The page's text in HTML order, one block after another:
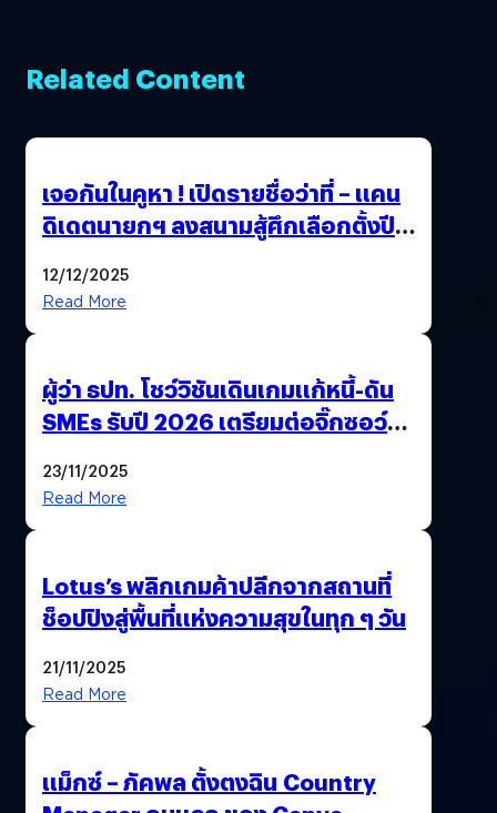
Related Content
เจอกันในคูหา ! เปิดรายชื่อว่าที่ – แคน
ดิเดตนายกฯ ลงสนามสู้ศึกเลือกตั้งปี
12/12/2025
Read More
ผู้ว่า ธปท. โชว์วิชันเดินเกมแก้หนี้-ดัน
SMEs รับปี 2026 เตรียมต่อจิ๊กซอว์
23/11/2025
Read More
Lotus’s พลิกเกมค้าปลีกจากสถานที่
ช็อปปิงสู่พื้นที่แห่งความสุขในทุก ๆ วัน
21/11/2025
Read More
แม็กซ์ – ภัคพล ตั้งตงฉิน Country